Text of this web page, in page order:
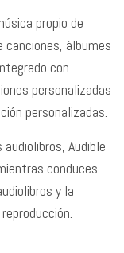
propio de
canciones, álbumes
con
personalizadas
personalizadas.
Audible
conduces.
y la